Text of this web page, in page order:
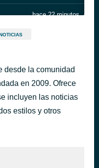
hace 22 minutos
hace 42 minutos
desde la comunidad
en 2009. Ofrece
incluyen las noticias
estilos y otros